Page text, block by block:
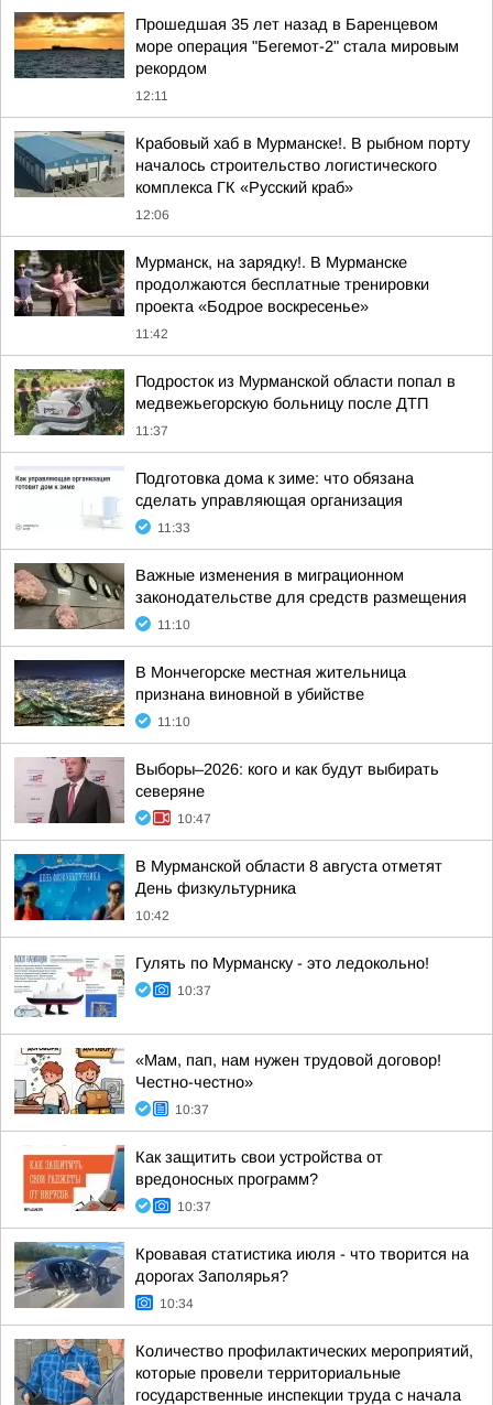
Прошедшая 35 лет назад в Баренцевом
море операция "Бегемот-2" стала мировым
рекордом
12:11
Крабовый хаб в Мурманске!. В рыбном порту
началось строительство логистического
комплекса ГК «Русский краб»
12:06
Мурманск, на зарядку!. В Мурманске
продолжаются бесплатные тренировки
проекта «Бодрое воскресенье»
11:42
Подросток из Мурманской области попал в
медвежьегорскую больницу после ДТП
11:37
Подготовка дома к зиме: что обязана
сделать управляющая организация
11:33
Важные изменения в миграционном
законодательстве для средств размещения
11:10
В Мончегорске местная жительница
признана виновной в убийстве
11:10
Выборы–2026: кого и как будут выбирать
северяне
10:47
В Мурманской области 8 августа отметят
День физкультурника
10:42
Гулять по Мурманску - это ледокольно!
10:37
«Мам, пап, нам нужен трудовой договор!
Честно-честно»
10:37
Как защитить свои устройства от
вредоносных программ?
10:37
Кровавая статистика июля - что творится на
дорогах Заполярья?
10:34
Количество профилактических мероприятий,
которые провели территориальные
государственные инспекции труда с начала